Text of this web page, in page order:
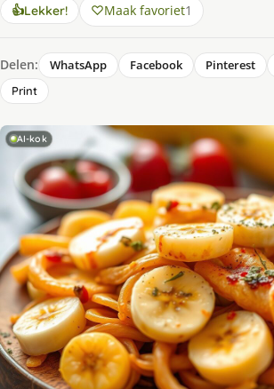
👍Lekker! Maak favoriet1
Delen: WhatsApp Facebook Pinterest
Print
AI-kok